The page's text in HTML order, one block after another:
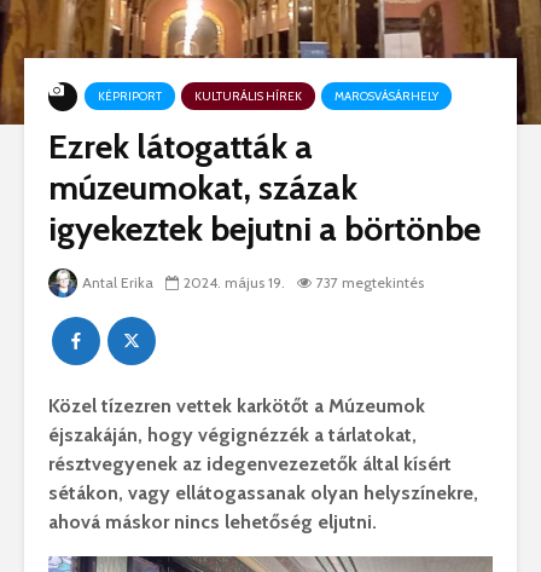
KÉPRIPORT KULTURÁLIS HÍREK MAROSVÁSÁRHELY
Ezrek látogatták a
múzeumokat, százak
igyekeztek bejutni a börtönbe
Antal Erika 2024. május 19. 737 megtekintés
Közel tízezren vettek karkötőt a Múzeumok
éjszakáján, hogy végignézzék a tárlatokat,
résztvegyenek az idegenvezezetők által kísért
sétákon, vagy ellátogassanak olyan helyszínekre,
ahová máskor nincs lehetőség eljutni.